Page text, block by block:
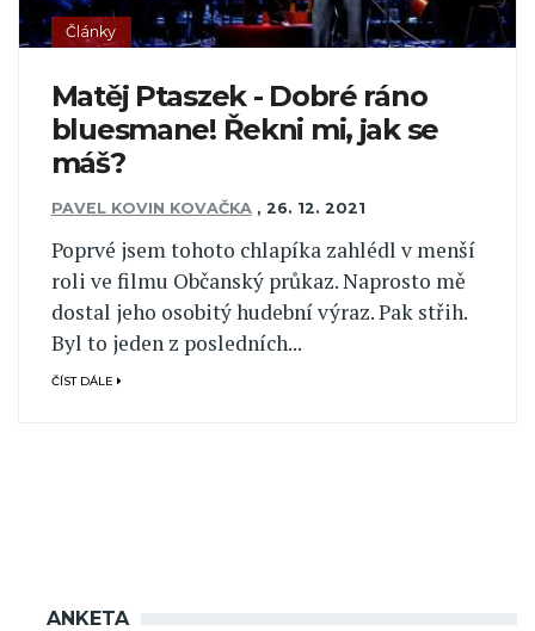
Články
Matěj Ptaszek - Dobré ráno
bluesmane! Řekni mi, jak se
máš?
PAVEL KOVIN KOVAČKA , 26. 12. 2021
Poprvé jsem tohoto chlapíka zahlédl v menší
roli ve filmu Občanský průkaz. Naprosto mě
dostal jeho osobitý hudební výraz. Pak střih.
Byl to jeden z posledních...
ČÍST DÁLE
ANKETA